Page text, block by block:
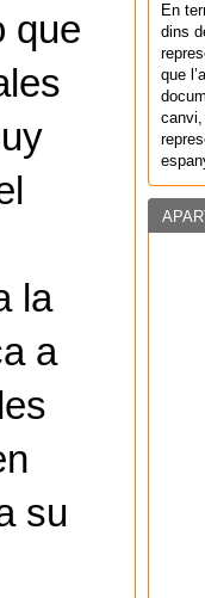
que
la
a
su
En
dins
que
canvi,